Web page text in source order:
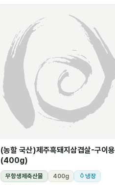
(농할 국산)제주흑돼지삼겹살-구이용
(400g)
무항생제축산물 400g 냉장